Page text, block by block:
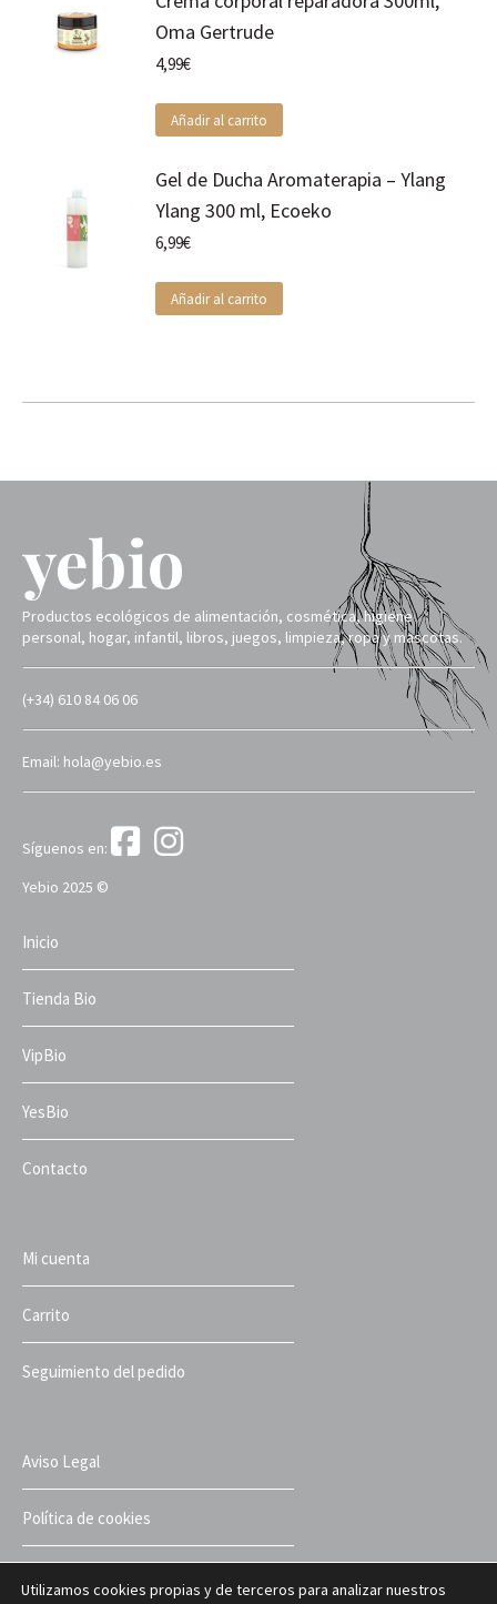
Oma Gertrude
4,99€
Añadir al carrito
Gel de Ducha Aromaterapia – Ylang
Ylang 300 ml, Ecoeko
6,99€
Añadir al carrito
Productos ecológicos de alimentación, cosmética, higiene
personal, hogar, infantil, libros, juegos, limpieza, ropa y mascotas.
(+34) 610 84 06 06
Email: hola@yebio.es
Síguenos en:
Yebio 2025 ©
Inicio
Tienda Bio
VipBio
YesBio
Contacto
Mi cuenta
Carrito
Seguimiento del pedido
Aviso Legal
Política de cookies
Utilizamos cookies propias y de terceros para analizar nuestros